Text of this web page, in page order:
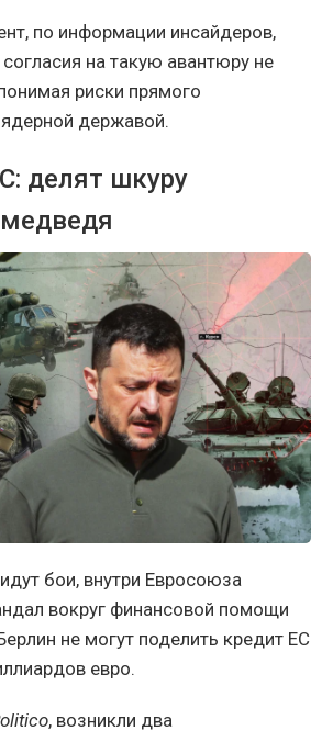
по информации инсайдеров,
на такую авантюру не
риски прямого
державой.
делят шкуру
бои, внутри Евросоюза
вокруг финансовой помощи
не могут поделить кредит ЕС
евро.
, возникли два